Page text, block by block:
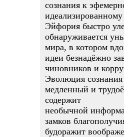
сознания к
Эйфория быстро
обнаруживается
мира, в котором
идеи безнадёжно
чиновников и
Эволюция сознания
медленный и
содержит
необычной
замков
будоражит